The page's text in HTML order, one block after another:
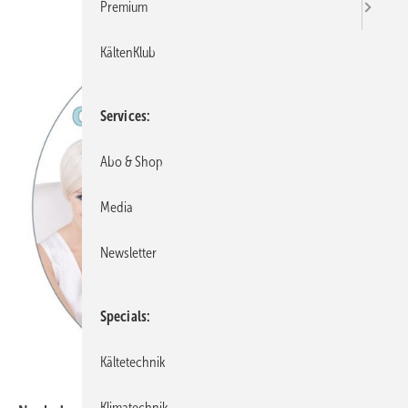
Premium
KältenKlub
Services
Abo & Shop
Media
Newsletter
Specials
Kältetechnik